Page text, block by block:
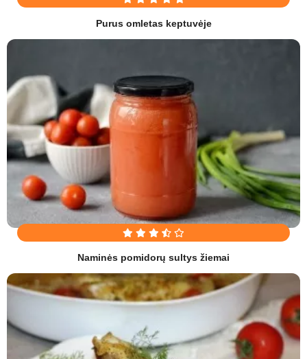
Purus omletas keptuvėje
Naminės pomidorų sultys žiemai